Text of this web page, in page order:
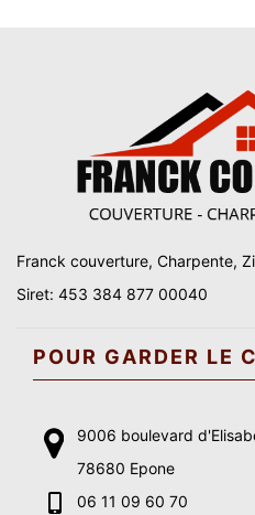
Franck couverture, Charpente,
Siret: 453 384 877 00040
POUR GARDER LE
9006 boulevard
78680 Epone
06 11 09 60 70